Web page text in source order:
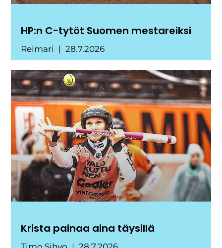
HP:n C-tytöt Suomen mestareiksi
Reimari 28.7.2026
Krista painaa aina täysillä